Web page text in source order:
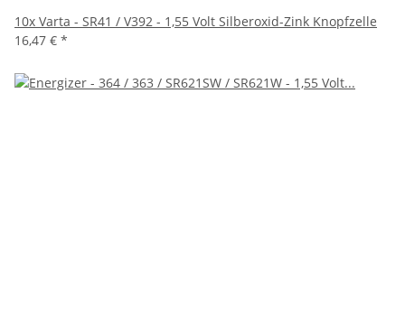
10x Varta - SR41 / V392 - 1,55 Volt Silberoxid-Zink Knopfzelle
16,47 € *